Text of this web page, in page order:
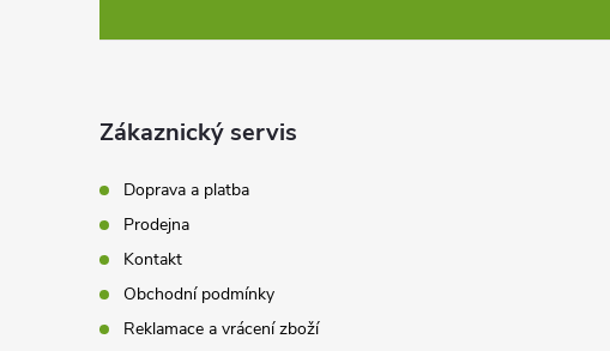
Zákaznický servis
Doprava a platba
Prodejna
Kontakt
Obchodní podmínky
Reklamace a vrácení zboží